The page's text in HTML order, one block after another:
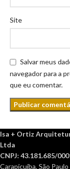
Site
Salvar meus
navegador para a
que eu comentar.
Isa + Ortiz
Ltda
CNPJ: 43.181.685/
Carapicuíba, São Paulo